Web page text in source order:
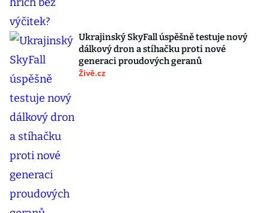
Ukrajinský SkyFall úspěšně testuje nový
dálkový dron a stíhačku proti nové
generaci proudových geranů
Živě.cz